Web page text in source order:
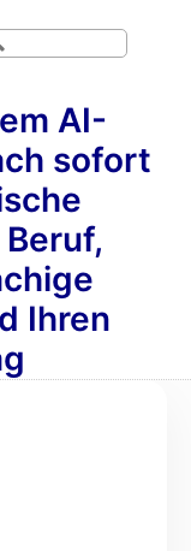
AI-
sofort
Ihren